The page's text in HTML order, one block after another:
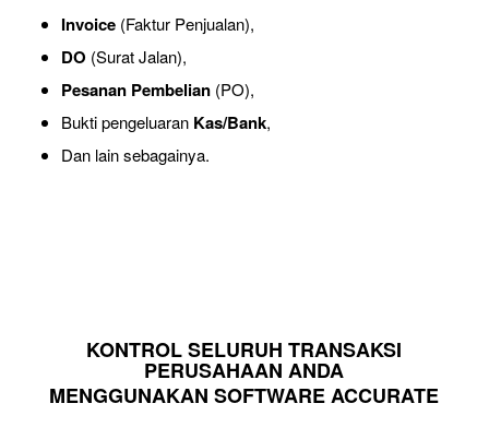
Invoice(Faktur Penjualan),
DO (Surat Jalan),
Pesanan Pembelian(PO),
Bukti pengeluaran Kas/Bank,
Dan lain sebagainya.
KONTROL SELURUH TRANSAKSI
PERUSAHAAN ANDA
MENGGUNAKAN SOFTWARE ACCURATE